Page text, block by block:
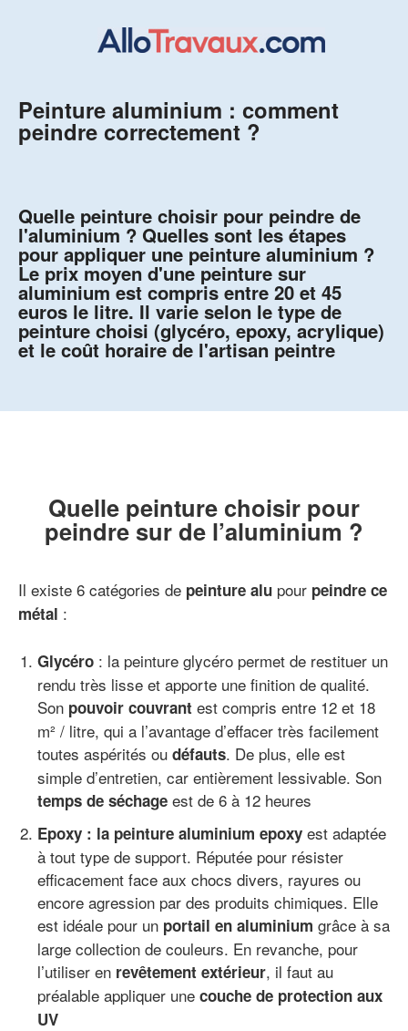
Peinture aluminium : comment
peindre correctement ?
Quelle peinture choisir pour peindre de
l'aluminium ? Quelles sont les étapes
pour appliquer une peinture aluminium ?
Le prix moyen d'une peinture sur
aluminium est compris entre 20 et 45
euros le litre. Il varie selon le type de
peinture choisi (glycéro, epoxy, acrylique)
et le coût horaire de l'artisan peintre
Quelle peinture choisir pour
peindre sur de l’aluminium ?
Il existe 6 catégories de peinture alu pour peindre ce
métal :
Glycéro : la peinture glycéro permet de restituer un
rendu très lisse et apporte une finition de qualité.
Son pouvoir couvrant est compris entre 12 et 18
m² / litre, qui a l’avantage d’effacer très facilement
toutes aspérités ou défauts. De plus, elle est
simple d’entretien, car entièrement lessivable. Son
temps de séchage est de 6 à 12 heures
Epoxy : la peinture aluminium epoxy est adaptée
à tout type de support. Réputée pour résister
efficacement face aux chocs divers, rayures ou
encore agression par des produits chimiques. Elle
est idéale pour un portail en aluminium grâce à sa
large collection de couleurs. En revanche, pour
l’utiliser en revêtement extérieur, il faut au
préalable appliquer une couche de protection aux
UV